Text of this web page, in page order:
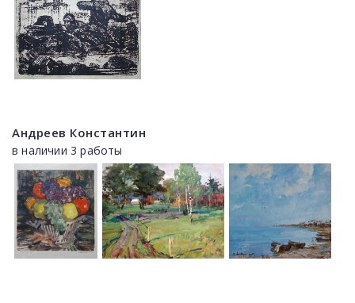
Андреев Константин
в наличии 3 работы